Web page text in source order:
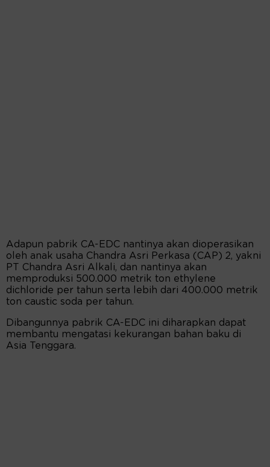
Adapun pabrik CA-EDC nantinya akan dioperasikan
oleh anak usaha Chandra Asri Perkasa (CAP) 2, yakni
PT Chandra Asri Alkali, dan nantinya akan
memproduksi 500.000 metrik ton ethylene
dichloride per tahun serta lebih dari 400.000 metrik
ton caustic soda per tahun.
Dibangunnya pabrik CA-EDC ini diharapkan dapat
membantu mengatasi kekurangan bahan baku di
Asia Tenggara.